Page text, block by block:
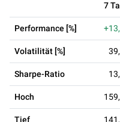
7
Performance [%]
Volatilität [%]
Sharpe-Ratio
Hoch
Tief